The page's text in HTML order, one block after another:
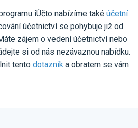
iÚčto nabízíme také účetní
účetnictví se pohybuje již od
zájem o vedení účetnictví nebo
si od nás nezávaznou nabídku.
tento dotazník a obratem se vám